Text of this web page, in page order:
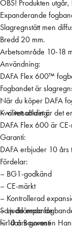
-
1
8
G
r
å
,
r
u
l
l
e
6
,
5
m
U
T
G
OBS! Produkten
Expanderande
Slagregnstätt men
Bredd 20 mm.
Arbetsområde 10-18
Användning:
DAFA Flex 600™
Fogbandet är
När du köper DAFA
– vi vet att det är det
Kvalitetssäkring:
DAFA Flex 600 är
Garanti:
DAFA erbjuder 10 års
Fördelar:
– BG1-godkänd
– CE-märkt
– Kontrollerad
– Ljuddämpande
– 10 års garanti
Som de enda
für das Bauwesen